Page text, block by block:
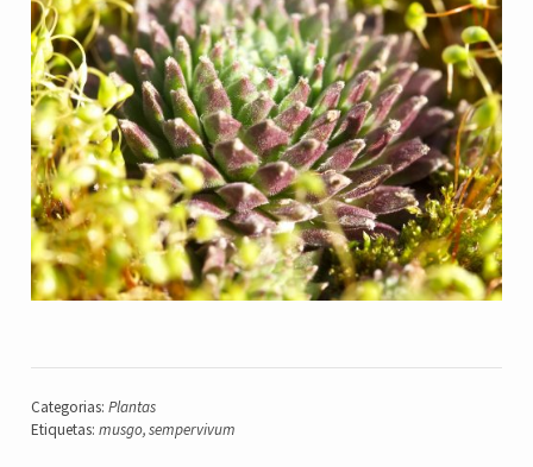
Categorias: Plantas
Etiquetas: musgo,sempervivum